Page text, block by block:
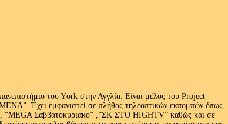
του Υork στην Αγγλία. Είναι μέλος του Project
Έχει εμφανιστεί σε πλήθος τηλεοπτικών εκπομπών όπως
Σαββατοκύριακο” ,”ΣΚ ΣΤΟ HIGHTV” καθώς και σε